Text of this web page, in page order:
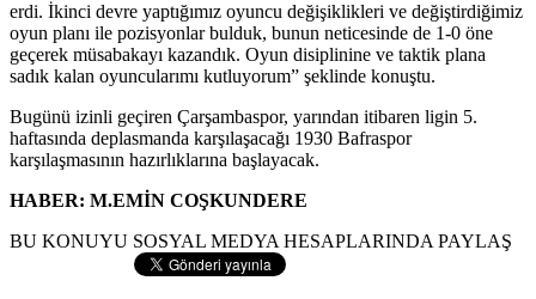
erdi. İkinci devre yaptığımız oyuncu değişiklikleri ve değiştirdiğimiz
oyun planı ile pozisyonlar bulduk, bunun neticesinde de 1-0 öne
geçerek müsabakayı kazandık. Oyun disiplinine ve taktik plana
sadık kalan oyuncularımı kutluyorum” şeklinde konuştu.
Bugünü izinli geçiren Çarşambaspor, yarından itibaren ligin 5.
haftasında deplasmanda karşılaşacağı 1930 Bafraspor
karşılaşmasının hazırlıklarına başlayacak.
HABER: M.EMİN COŞKUNDERE
BU KONUYU SOSYAL MEDYA HESAPLARINDA PAYLAŞ